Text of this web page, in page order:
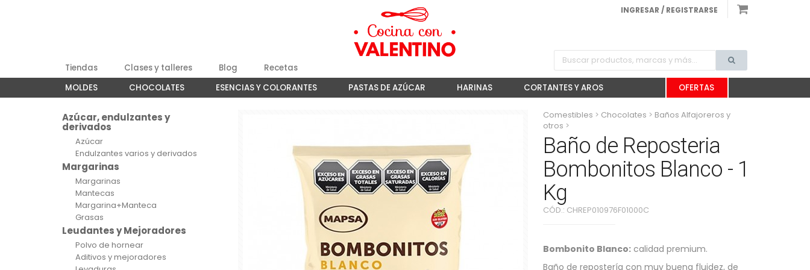
INGRESAR / REGISTRARSE
Tiendas Clases y talleres Blog
Recetas
MOLDES
CHOCOLATES ESENCIAS Y COLORANTES PASTAS DE AZÚCAR HARINAS CORTANTES Y AROS OFERTAS
Azúcar, endulzantes y
derivados
Azúcar
Endulzantes varios y derivados
Margarinas
Margarinas
Mantecas
Margarina+Manteca
Grasas
Leudantes y Mejoradores
Polvo de hornear
Aditivos y mejoradores
Comestibles > Chocolates > Baños Alfajoreros y
otros >
Baño de Reposteria
Bombonitos Blanco - 1
Kg
CÓD.: CHREP010976F01000C
Bombonito Blanco: calidad premium.
Baño de repostería con muy buena fluidez, de